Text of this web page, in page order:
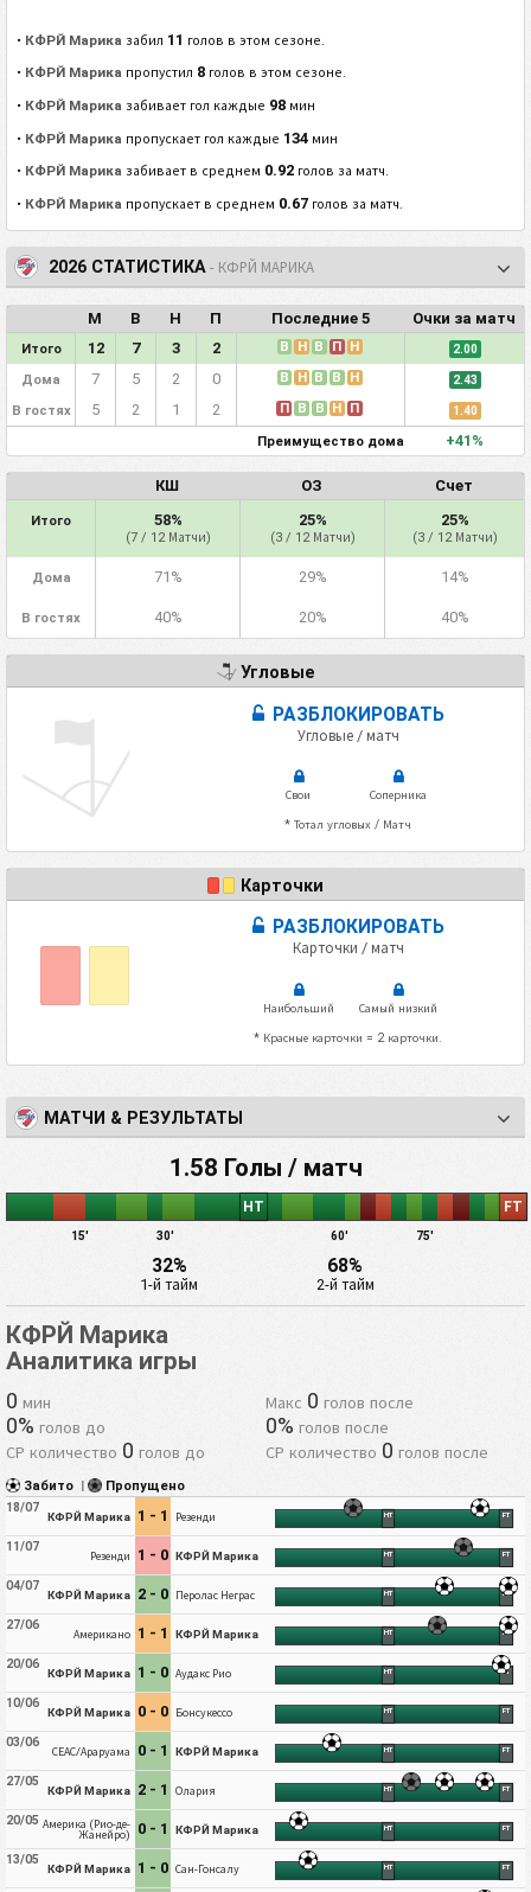
• КФРЙ Марика забил 11 голов в этом сезоне.
• КФРЙ Марика пропустил 8голов в этом сезоне.
• КФРЙ Марика забивает гол каждые 98мин
• КФРЙ Марика пропускает гол каждые 134мин
• КФРЙ Марика забивает в среднем 0.92голов за матч.
• КФРЙ Марика пропускает в среднем 0.67голов за матч.
2026 СТАТИСТИКА - КФРЙ МАРИКА
М В Н П Последние 5 Очки за матч
Итого 12 7 3 2 В Н В П Н 2.00
Дома 7 5 2 0 В Н В В Н 2.43
В гостях 5 2 1 2 П В В Н П 1.40
Преимущество дома +41%
КШ ОЗ Счет
Итого 58%
(7 / 12 Матчи)
25%
(3 / 12 Матчи)
25%
(3 / 12 Матчи)
Дома 71% 29% 14%
В гостях 40% 20% 40%
Угловые
РАЗБЛОКИРОВАТЬ
Угловые / матч
Свои
Соперника
* Тотал угловых / Матч
Карточки
РАЗБЛОКИРОВАТЬ
Карточки / матч
Наибольший
Самый низкий
* Красные карточки = 2 карточки.
МАТЧИ & РЕЗУЛЬТАТЫ
1.58 Голы / матч
15' 30'
HT
60' 75'
FT
32%
1-й тайм
68%
2-й тайм
КФРЙ Марика
Аналитика игры
0 мин Макс 0 голов после
0% голов до 0% голов после
СР количество 0 голов до СР количество 0 голов после
Забито |
Пропущено
18/07
КФРЙ Марика 1 - 1 Резенди HT FT
11/07
Резенди 1 - 0 КФРЙ Марика HT FT
04/07
КФРЙ Марика 2 - 0 Перолас Неграс HT FT
27/06
Американо 1 - 1 КФРЙ Марика HT FT
20/06
КФРЙ Марика 1 - 0 Аудакс Рио HT FT
10/06
КФРЙ Марика 0 - 0 Бонсукессо HT FT
03/06
СЕАС/Араруама 0 - 1 КФРЙ Марика HT FT
27/05
КФРЙ Марика 2 - 1 Олария HT FT
20/05 Америка (Рио-де-
Жанейро)
0 - 1 КФРЙ Марика HT FT
13/05
КФРЙ Марика 1 - 0 Сан-Гонсалу HT FT